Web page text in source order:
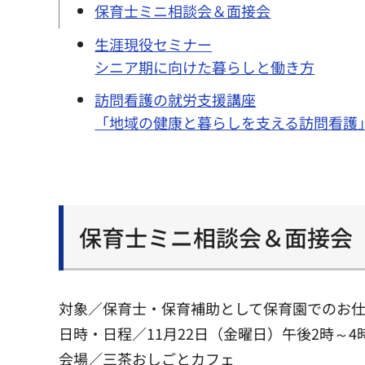
保育士ミニ相談会＆面接会
生涯現役セミナー
シニア期に向けた暮らしと働き方
訪問看護の就労支援講座
「地域の健康と暮らしを支える訪問看護」
保育士ミニ相談会＆面接会
対象／保育士・保育補助として保育園でのお
日時・日程／11月22日（金曜日）午後2時～4
会場／三茶おしごとカフェ